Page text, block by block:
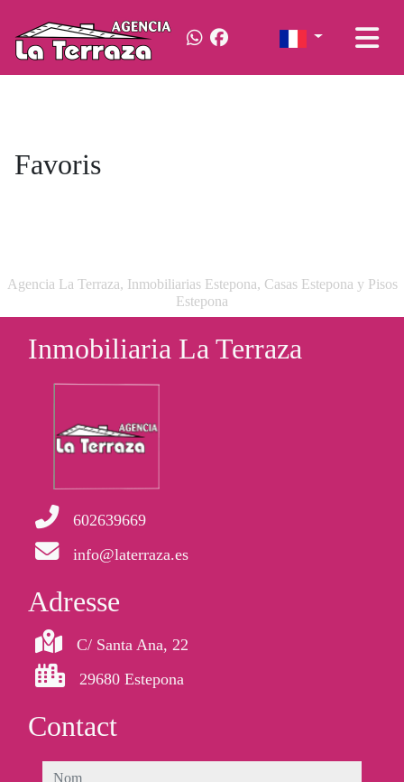
Favoris
Agencia La Terraza, Inmobiliarias Estepona, Casas Estepona y Pisos
Estepona
Inmobiliaria La Terraza
602639669
info@laterraza.es
Adresse
C/ Santa Ana, 22
29680 Estepona
Contact
nom